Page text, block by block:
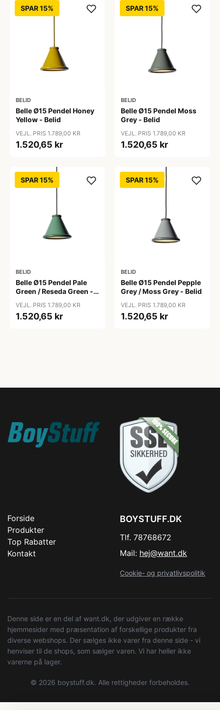
SPAR 15%
BELID
Belle Ø15 Pendel Honey
Yellow - Belid
VEJL. PRIS 1.789,00 KR
1.520,65 kr
SPAR 15%
BELID
Belle Ø15 Pendel Moss
Grey - Belid
VEJL. PRIS 1.789,00 KR
1.520,65 kr
SPAR 15%
BELID
Belle Ø15 Pendel Pale
Green / Reseda Green -
VEJL. PRIS 1.789,00 KR
1.520,65 kr
SPAR 15%
BELID
Belle Ø15 Pendel Pepple
Grey / Moss Grey - Belid
VEJL. PRIS 1.789,00 KR
1.520,65 kr
Forside
Produkter
Top Rabatter
Kontakt
BOYSTUFF.DK
Tlf. 78768672
Mail: hej@want.dk
Cookie- og privatlivspolitik
Denne side er en del af want.dk, der udgiver en række
hjemmesider med præsentation af forskellige produkter fra
diverse webshops. Der sælges ikke varer fra denne side - vi
henviser til de shops, som sælger varen. Vi har heller ikke
varerne på lager.
© 2026 boystuff.dk. Alle rettigheder forbeholdes.